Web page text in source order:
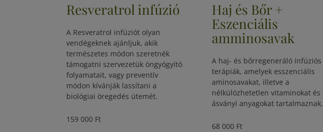
Resveratrol infúzió
A Resveratrol infúziót olyan
vendégeknek ajánljuk, akik
természetes módon szeretnék
támogatni szervezetük öngyógyító
folyamatait, vagy preventív
módon kívánják lassítani a
biológiai öregedés ütemét.
159 000 Ft
Haj és Bőr +
Eszenciális
amminosavak
A haj- és bőrregeneráló infúziós
terápiák, amelyek esszenciális
aminosavakat, illetve a
nélkülözhetetlen vitaminokat és
ásványi anyagokat tartalmaznak.
68 000 Ft